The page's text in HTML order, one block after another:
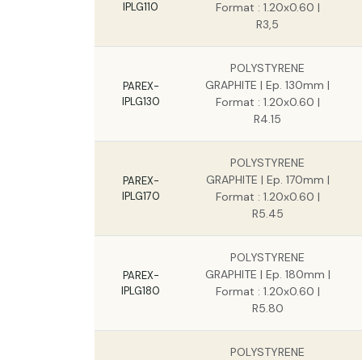
IPLG110
Format : 1.20x0.60 |
R3,5
PAREX-
IPLG130
POLYSTYRENE
GRAPHITE | Ep. 130mm |
Format : 1.20x0.60 |
R4.15
PAREX-
IPLG170
POLYSTYRENE
GRAPHITE | Ep. 170mm |
Format : 1.20x0.60 |
R5.45
PAREX-
IPLG180
POLYSTYRENE
GRAPHITE | Ep. 180mm |
Format : 1.20x0.60 |
R5.80
POLYSTYRENE